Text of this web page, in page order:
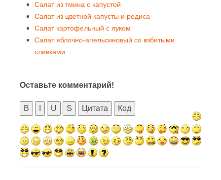
Салат из тмина с капустой
Салат из цветной капусты и редиса
Салат картофельный с луком
Салат яблочно-апельсиновый со взбитыми
сливками
Оставьте комментарий!
B U S Цитата Код